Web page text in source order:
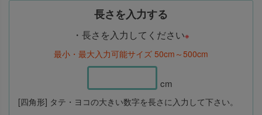
長さを入力する
・長さを入力してください※
最小・最大入力可能サイズ 50cm～500cm
cm
[四角形] タテ・ヨコの大きい数字を長さに入力して下さい。